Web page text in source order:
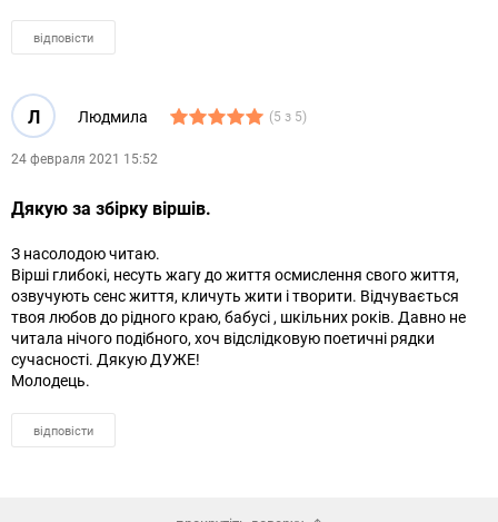
відповісти
Л Людмила (5 з 5)
24 февраля 2021 15:52
Дякую за збiрку вiршiв.
З насолодою читаю.
Вiршi глибокi, несуть жагу до життя осмислення свого життя,
озвучують сенс життя, кличуть жити i творити. Вiдчувається
твоя любов до рiдного краю, бабусi , шкiльних рокiв. Давно не
читала нічого подібного, хоч відслідковую поетичні рядки
сучасності. Дякую ДУЖЕ!
Молодець.
відповісти